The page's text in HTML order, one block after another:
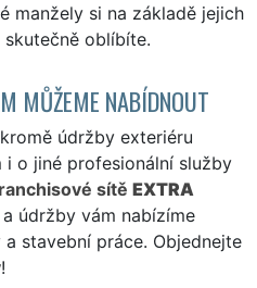
manžely si na základě jejich
oblíbíte.
MŮŽEME NABÍDNOUT
údržby exteriéru
i o jiné profesionální služby
sítě EXTRA
údržby vám nabízíme
stavební práce. Objednejte
!